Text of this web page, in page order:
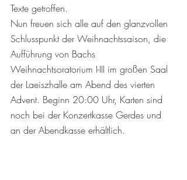
Texte getroffen.
Nun freuen sich alle auf den glanzvollen
Schlusspunkt der Weihnachtssaison, die
Aufführung von Bachs
Weihnachtsoratorium I-III im großen Saal
der Laeiszhalle am Abend des vierten
Advent. Beginn 20:00 Uhr, Karten sind
noch bei der Konzertkasse Gerdes und
an der Abendkasse erhältlich.